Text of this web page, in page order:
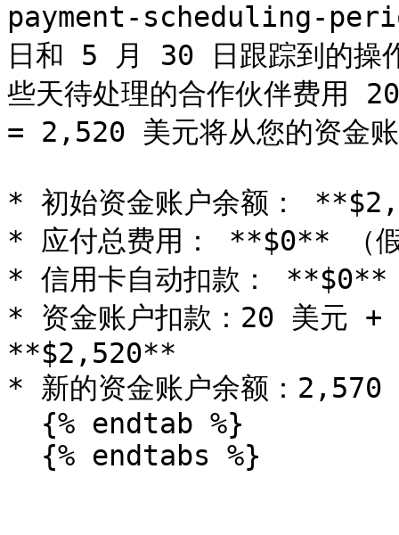
payment-scheduling-
日和 5 月 30 日跟踪到的操
些天待处理的合作伙伴费
= 2,520 美元将从您的资金
* 初始资金账户余额：
* 应付总费用： **$0** （假
* 信用卡自动扣款： **$0**
* 资金账户扣款：20 美元
**$2,520**
* 新的资金账户余额：